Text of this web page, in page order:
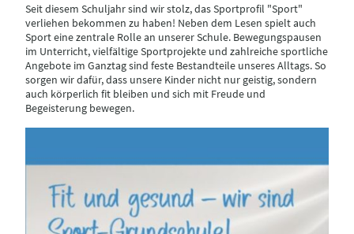
Seit diesem Schuljahr sind wir stolz, das Sportprofil "Sport"
verliehen bekommen zu haben! Neben dem Lesen spielt auch
Sport eine zentrale Rolle an unserer Schule. Bewegungspausen
im Unterricht, vielfältige Sportprojekte und zahlreiche sportliche
Angebote im Ganztag sind feste Bestandteile unseres Alltags. So
sorgen wir dafür, dass unsere Kinder nicht nur geistig, sondern
auch körperlich fit bleiben und sich mit Freude und
Begeisterung bewegen.